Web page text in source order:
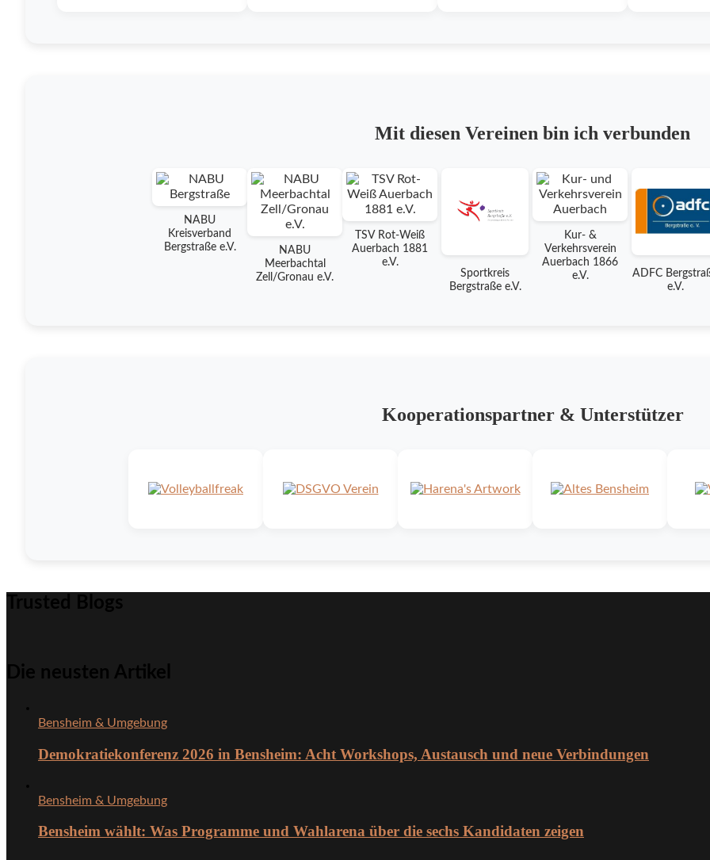
Mit diesen Vereinen bin ich verbunden
NABU
Kreisverband
Bergstraße e.V.
NABU
Meerbachtal
Zell/Gronau e.V.
TSV Rot-Weiß
Auerbach 1881
e.V.
Sportkreis
Bergstraße e.V.
Kur- &
Verkehrsverein
Auerbach 1866
e.V.
ADFC
e.V.
Kooperationspartner & Unterstützer
Trusted Blogs
Die neusten Artikel
Bensheim & Umgebung
Demokratiekonferenz 2026 in Bensheim: Acht Workshops, Austausch und neue Verbindungen
Bensheim & Umgebung
Bensheim wählt: Was Programme und Wahlarena über die sechs Kandidaten zeigen